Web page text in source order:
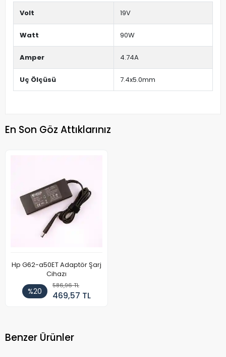
Volt 19V
Watt 90W
Amper 4.74A
Uç Ölçüsü 7.4x5.0mm
En Son Göz Attıklarınız
Hp G62-a50ET Adaptör Şarj
Cihazı
%20
586,96 TL
469,57 TL
Benzer Ürünler